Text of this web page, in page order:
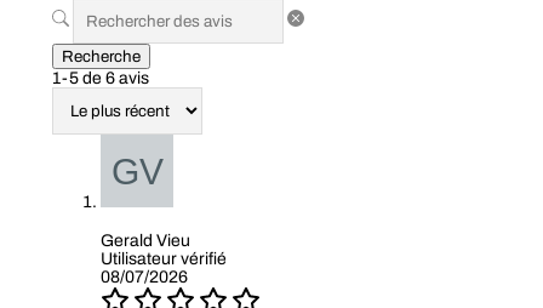
Recherche
1-5 de 6 avis
Gerald Vieu
Utilisateur vérifié
08/07/2026